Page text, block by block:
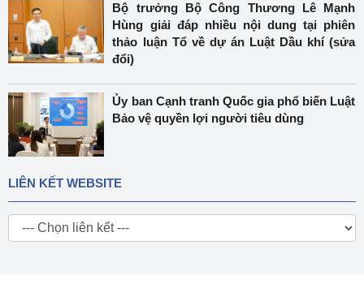
Bộ trưởng Bộ Công Thương Lê Mạnh
Hùng giải đáp nhiều nội dung tại phiên
thảo luận Tổ về dự án Luật Dầu khí (sửa
đổi)
Ủy ban Cạnh tranh Quốc gia phổ biến Luật
Bảo vệ quyền lợi người tiêu dùng
LIÊN KẾT WEBSITE